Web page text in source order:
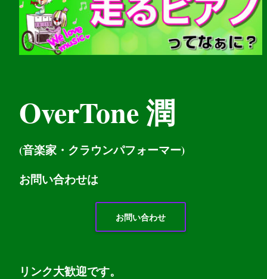
OverTone 潤
(音楽家・クラウンパフォーマー)
お問い合わせは
お問い合わせ
リンク大歓迎です。